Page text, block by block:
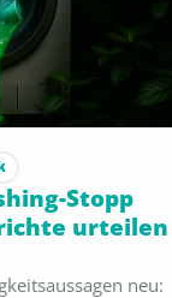
Stopp
urteilen
neu: